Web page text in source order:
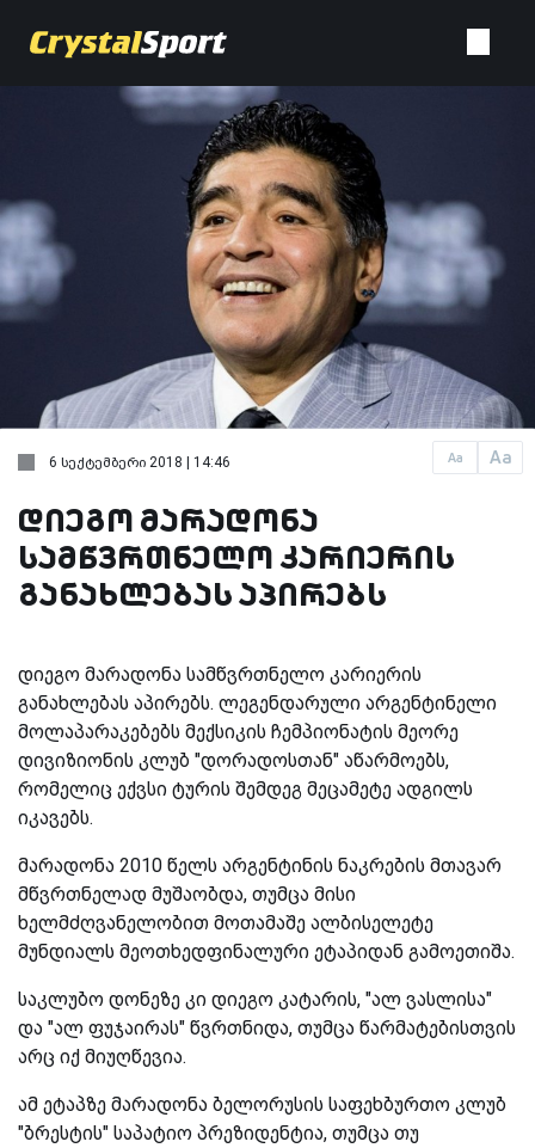
Aa Aa
6 სექტემბერი 2018 | 14:46
დიეგო მარადონა
სამწვრთნელო კარიერის
განახლებას აპირებს
დიეგო მარადონა სამწვრთნელო კარიერის
განახლებას აპირებს. ლეგენდარული არგენტინელი
მოლაპარაკებებს მექსიკის ჩემპიონატის მეორე
დივიზიონის კლუბ "დორადოსთან" აწარმოებს,
რომელიც ექვსი ტურის შემდეგ მეცამეტე ადგილს
იკავებს.
მარადონა 2010 წელს არგენტინის ნაკრების მთავარ
მწვრთნელად მუშაობდა, თუმცა მისი
ხელმძღვანელობით მოთამაშე ალბისელეტე
მუნდიალს მეოთხედფინალური ეტაპიდან გამოეთიშა.
საკლუბო დონეზე კი დიეგო კატარის, "ალ ვასლისა"
და "ალ ფუჯაირას" წვრთნიდა, თუმცა წარმატებისთვის
არც იქ მიუღწევია.
ამ ეტაპზე მარადონა ბელორუსის საფეხბურთო კლუბ
"ბრესტის" საპატიო პრეზიდენტია, თუმცა თუ